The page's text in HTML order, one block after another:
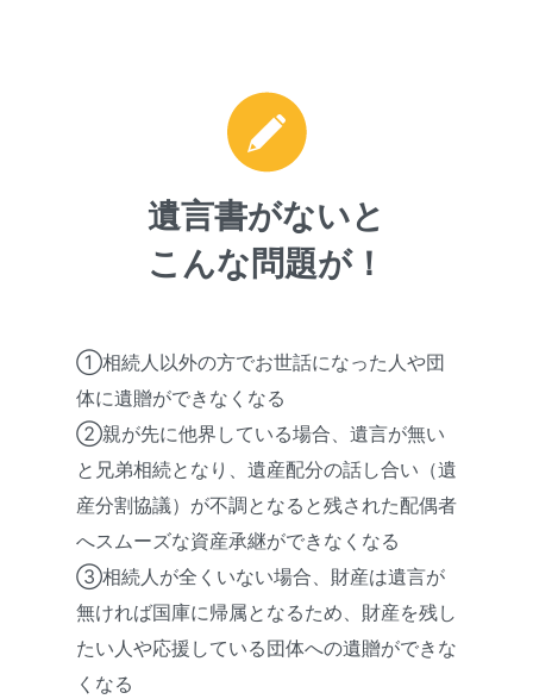
遺言書がないと
こんな問題が！
①相続人以外の方でお世話になった人や団
体に遺贈ができなくなる
②親が先に他界している場合、遺言が無い
と兄弟相続となり、遺産配分の話し合い（遺
産分割協議）が不調となると残された配偶者
へスムーズな資産承継ができなくなる
③相続人が全くいない場合、財産は遺言が
無ければ国庫に帰属となるため、財産を残し
たい人や応援している団体への遺贈ができな
くなる